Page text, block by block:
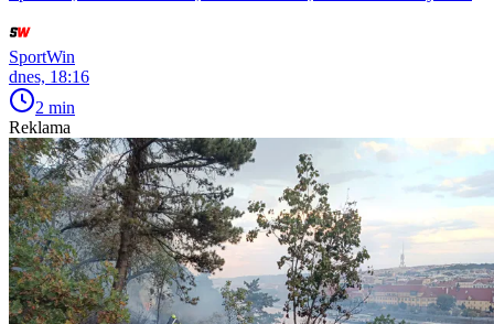
SportWin
dnes, 18:16
2 min
Reklama